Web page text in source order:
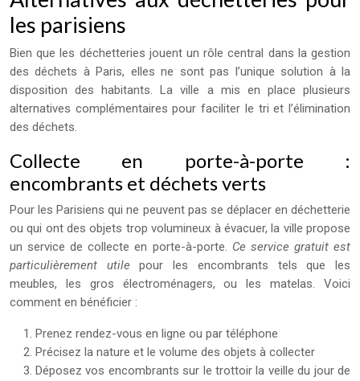
les parisiens
Bien que les déchetteries jouent un rôle central dans la gestion
des déchets à Paris, elles ne sont pas l’unique solution à la
disposition des habitants. La ville a mis en place plusieurs
alternatives complémentaires pour faciliter le tri et l’élimination
des déchets.
Collecte en porte-à-porte :
encombrants et déchets verts
Pour les Parisiens qui ne peuvent pas se déplacer en déchetterie
ou qui ont des objets trop volumineux à évacuer, la ville propose
un service de collecte en porte-à-porte. Ce service gratuit est
particulièrement utile pour les encombrants tels que les
meubles, les gros électroménagers, ou les matelas. Voici
comment en bénéficier :
Prenez rendez-vous en ligne ou par téléphone
Précisez la nature et le volume des objets à collecter
Déposez vos encombrants sur le trottoir la veille du jour de